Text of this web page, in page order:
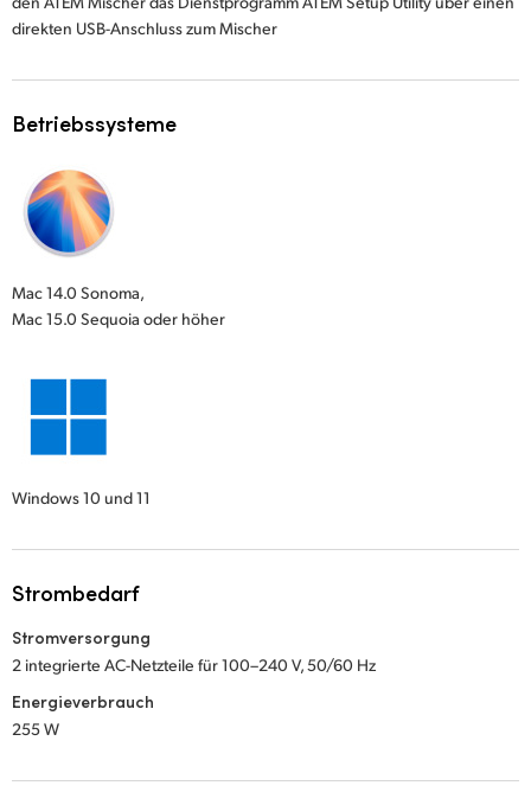
direkten USB-Anschluss zum Mischer
Betriebssysteme
Mac 14.0 Sonoma,
Mac 15.0 Sequoia oder höher
Windows 10 und 11
Strombedarf
Stromversorgung
2 integrierte AC-Netzteile für 100–240 V, 50/60 Hz
Energieverbrauch
255 W